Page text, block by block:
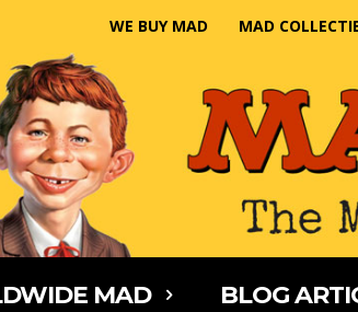
WE BUY MAD MAD
MAD BLOG